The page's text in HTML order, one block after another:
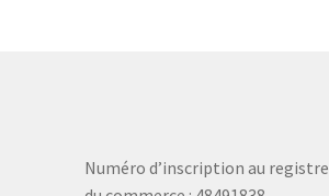
Numéro d’inscription au registre